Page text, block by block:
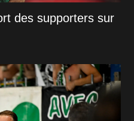
des supporters sur